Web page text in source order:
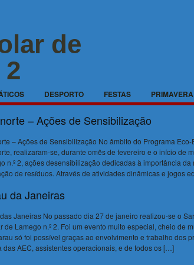
de
2
DESPORTO FESTAS PRIMAVERA
– Ações de Sensibilização
– Ações de Sensibilização No âmbito do Programa
realizaram-se, durante omês de fevereiro e o início de
n.º 2, ações desensibilização dedicadas à importância da
de resíduos. Através de atividades dinâmicas e jogos
da Janeiras
Janeiras No passado dia 27 de janeiro realizou-se o
de Lamego n.º 2. Foi um evento muito especial, cheio de
só foi possível graças ao envolvimento e trabalho dos
das AEC, assistentes operacionais, e de todos os […]